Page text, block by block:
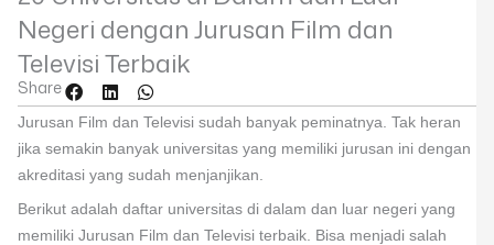
Negeri dengan Jurusan Film dan
Televisi Terbaik
Share
Jurusan Film dan Televisi sudah banyak peminatnya. Tak heran
jika semakin banyak universitas yang memiliki jurusan ini dengan
akreditasi yang sudah menjanjikan.
Berikut adalah daftar universitas di dalam dan luar negeri yang
memiliki Jurusan Film dan Televisi terbaik. Bisa menjadi salah